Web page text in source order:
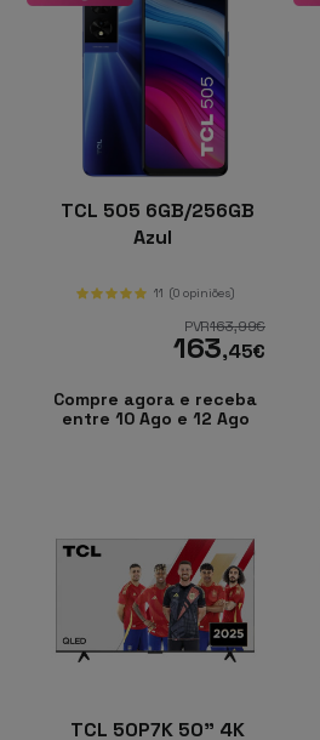
TCL 505 6GB/256GB
Azul
11 (0 opiniões)
PVR163,99€
163,45€
Compre agora e receba
entre 10 Ago e 12 Ago
TCL 50P7K 50" 4K